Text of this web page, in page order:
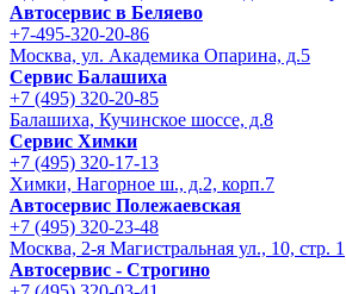
Автосервис в Беляево
+7-495-320-20-86
Москва, ул. Академика Опарина, д.5
Сервис Балашиха
+7 (495) 320-20-85
Балашиха, Кучинское шоссе, д.8
Сервис Химки
+7 (495) 320-17-13
Химки, Нагорное ш., д.2, корп.7
Автосервис Полежаевская
+7 (495) 320-23-48
Москва, 2-я Магистральная ул., 10, стр. 1
Автосервис - Строгино